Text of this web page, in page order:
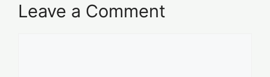
Leave a Comment